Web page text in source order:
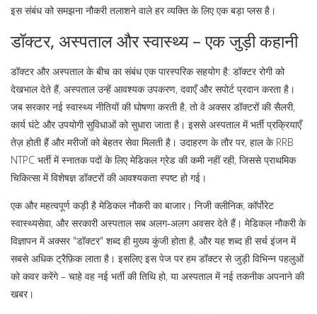
इस संबंध को समझना नौकरी तलाशने वाले हर व्यक्ति के लिए एक बड़ा प्लस है।
डॉक्टर, अस्पताल और स्वास्थ्य – एक जुड़ी कहानी
डॉक्टर और अस्पताल के बीच का संबंध एक पारस्परिक सहयोग है: डॉक्टर रोगी को
देखभाल देते हैं, अस्पताल उन्हें आवश्यक उपकरण, दवाएँ और सपोर्ट प्रदान करता है।
जब सरकार नई स्वास्थ्य नीतियों की घोषणा करती है, तो वे अक्सर डॉक्टरों की सैलरी,
कार्य घंटे और उपयोगी सुविधाओं को सुधारा जाता है। इससे अस्पताल में भर्ती प्रक्रियाएँ
तेज़ होती हैं और मरीजों को बेहतर सेवा मिलती है। उदाहरण के तौर पर, हाल के RRB
NTPC भर्ती में स्नातक पदों के लिए मेडिकल ग्रेड की कमी नहीं रही, जिससे प्राथमिक
चिकित्सा में विशेषज्ञ डॉक्टरों की आवश्यकता स्पष्ट हो गई।
एक और महत्वपूर्ण कड़ी है मेडिकल नौकरीका बाजार। निजी क्लीनिक, कॉर्पोरेट
स्वास्थ्यसेवा, और सरकारी अस्पताल सब अलग‑अलग अवसर देते हैं। मेडिकल नौकरी के
विज्ञापन में अक्सर "डॉक्टर" शब्द ही मुख्य कुंजी होता है, और यह शब्द ही सर्च इंजन में
सबसे अधिक ट्रैफ़िक लाता है। इसलिए इस पेज पर हम डॉक्टर से जुड़ी विभिन्न पहलुओं
को कवर करेंगे – चाहे वह नई भर्ती की तिथि हो, या अस्पताल में नई तकनीक अपनाने की
खबर।